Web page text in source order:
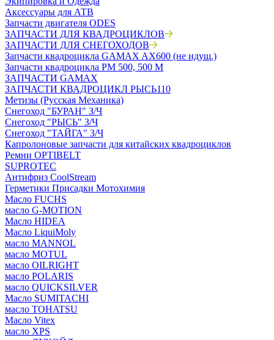
Аксессуары для АТВ
Запчасти двигателя ODES
ЗАПЧАСТИ ДЛЯ КВАДРОЦИКЛОВ
ЗАПЧАСТИ ДЛЯ СНЕГОХОДОВ
Запчасти квадроцикла GAMAX AX600 (не идущ.)
Запчасти квадроцикла РМ 500, 500 М
ЗАПЧАСТИ GAMAX
ЗАПЧАСТИ КВАДРОЦИКЛ РЫСЬ110
Метизы (Русская Механика)
Снегоход "БУРАН" З/Ч
Снегоход "РЫСЬ" З/Ч
Снегоход "ТАЙГА" З/Ч
Капролоновые запчасти для китайских квадроциклов
Ремни OPTIBELT
SUPROTEC
Антифриз CoolStream
Герметики Присадки Мотохимия
Масло FUCHS
масло G-MOTION
Масло HIDEA
Масло LiquiMoly
масло MANNOL
масло MOTUL
масло OILRIGHT
масло POLARIS
масло QUICKSILVER
Масло SUMITACHI
масло TOHATSU
Масло Vitex
масло XPS